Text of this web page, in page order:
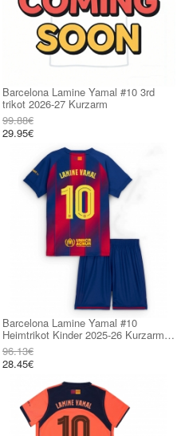
Barcelona Lamine Yamal #10 3rd
trikot 2026-27 Kurzarm
99.88€
29.95€
Barcelona Lamine Yamal #10
Heimtrikot Kinder 2025-26 Kurzarm
(+ kurze hosen)
96.13€
28.45€